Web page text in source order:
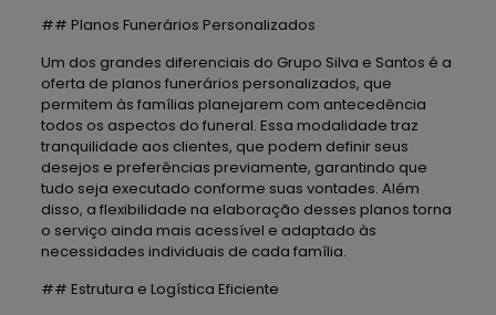
## Planos Funerários Personalizados
Um dos grandes diferenciais do Grupo Silva e Santos é a
oferta de planos funerários personalizados, que
permitem às famílias planejarem com antecedência
todos os aspectos do funeral. Essa modalidade traz
tranquilidade aos clientes, que podem definir seus
desejos e preferências previamente, garantindo que
tudo seja executado conforme suas vontades. Além
disso, a flexibilidade na elaboração desses planos torna
o serviço ainda mais acessível e adaptado às
necessidades individuais de cada família.
## Estrutura e Logística Eficiente